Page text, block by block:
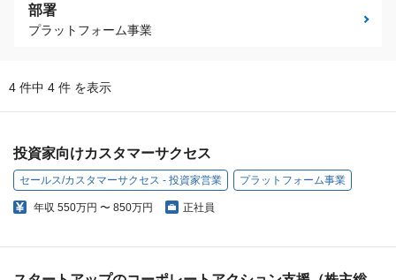
部署
プラットフォーム事業
4 件中 4 件 を表示
投資家向けカスタマーサクセス
セールス/カスタマーサクセス - 投資家営業 プラットフォーム事業
年収 550万円 〜 850万円 正社員